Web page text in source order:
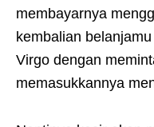
membayarnya
kembalian
Virgo dengan
memasukkannya